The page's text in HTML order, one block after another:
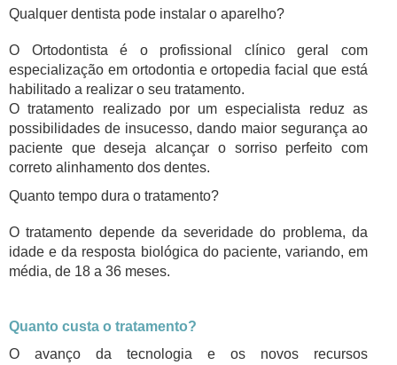
Qualquer dentista pode instalar o aparelho?
O Ortodontista é o profissional clínico geral com
especialização em ortodontia e ortopedia facial que está
habilitado a realizar o seu tratamento.
O tratamento realizado por um especialista reduz as
possibilidades de insucesso, dando maior segurança ao
paciente que deseja alcançar o sorriso perfeito com
correto alinhamento dos dentes.
Quanto tempo dura o tratamento?
O tratamento depende da severidade do problema, da
idade e da resposta biológica do paciente, variando, em
média, de 18 a 36 meses.
Quanto custa o tratamento?
O avanço da tecnologia e os novos recursos